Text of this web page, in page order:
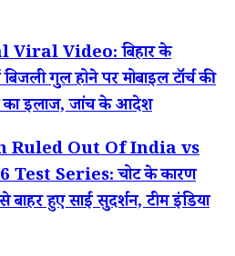
Video: बिहार के
गुल होने पर मोबाइल टॉर्च की
का इलाज, जांच के आदेश
Ruled Out Of India vs
Series: चोट के कारण
बाहर हुए साई सुदर्शन, टीम इंडिया